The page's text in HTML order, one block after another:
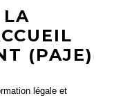
LA
(PAJE)
légale et